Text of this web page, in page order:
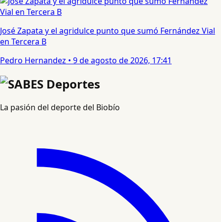
José Zapata y el agridulce punto que sumó Fernández Vial
en Tercera B
Pedro Hernandez • 9 de agosto de 2026, 17:41
La pasión del deporte del Biobío